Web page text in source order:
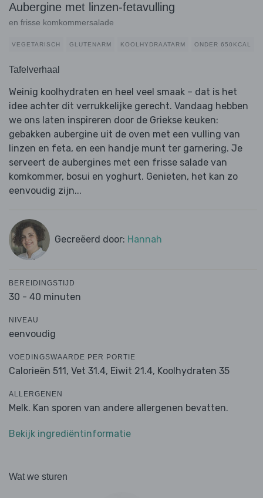
Aubergine met linzen-fetavulling
en frisse komkommersalade
VEGETARISCH GLUTENARM KOOLHYDRAATARM ONDER 650KCAL
Tafelverhaal
Weinig koolhydraten en heel veel smaak – dat is het
idee achter dit verrukkelijke gerecht. Vandaag hebben
we ons laten inspireren door de Griekse keuken:
gebakken aubergine uit de oven met een vulling van
linzen en feta, en een handje munt ter garnering. Je
serveert de aubergines met een frisse salade van
komkommer, bosui en yoghurt. Genieten, het kan zo
eenvoudig zijn...
Gecreëerd door: Hannah
BEREIDINGSTIJD
30 - 40 minuten
NIVEAU
eenvoudig
VOEDINGSWAARDE PER PORTIE
Calorieën 511, Vet 31.4, Eiwit 21.4, Koolhydraten 35
ALLERGENEN
Melk. Kan sporen van andere allergenen bevatten.
Bekijk ingrediëntinformatie
Wat we sturen